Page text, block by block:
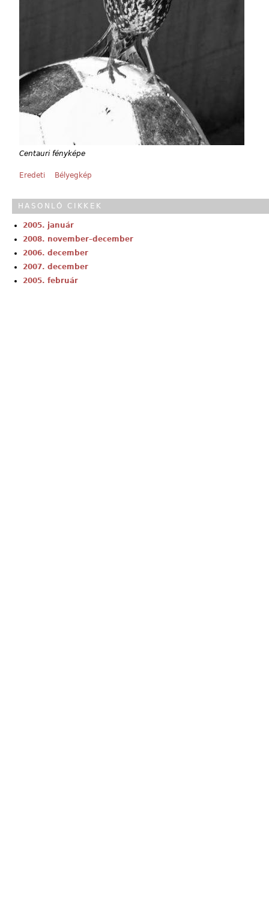
Centauri fényképe
Eredeti Bélyegkép
HASONLÓ CIKKEK
2005. január
2008. november–december
2006. december
2007. december
2005. február